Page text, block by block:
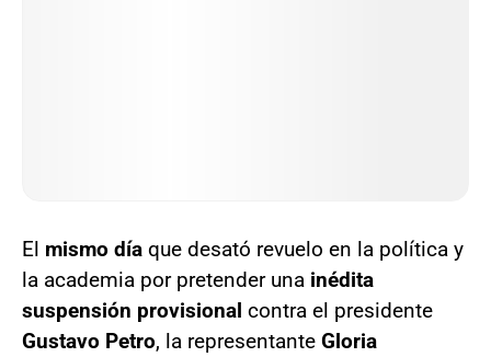
El mismo día que desató revuelo en la política y
la academia por pretender una inédita
suspensión provisional contra el presidente
Gustavo Petro, la representante Gloria